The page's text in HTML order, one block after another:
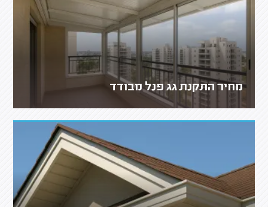
מחיר התקנת גג פנל מבודד